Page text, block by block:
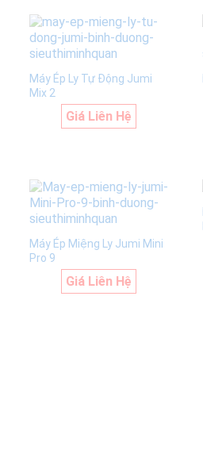
Máy Ép Ly Tự Động Jumi
Mix 2
Giá Liên Hệ
Máy Ép Miệng Ly Jumi Mini
Pro 9
Giá Liên Hệ